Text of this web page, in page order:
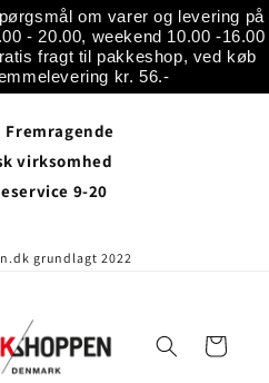
om varer og levering på
- 20.00, weekend 10.00 -16.00
fragt til pakkeshop, ved køb
kr. 56.-
Fremragende
virksomhed
9-20
grundlagt 2022
Indkøbskurv